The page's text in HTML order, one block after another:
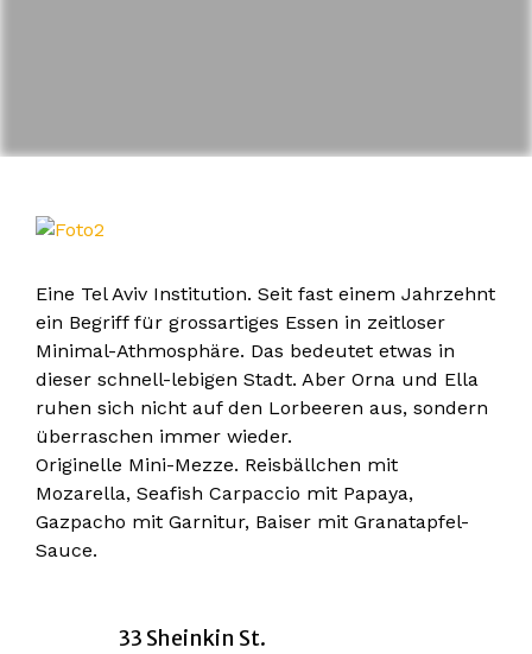
Eine Tel Aviv Institution. Seit fast einem Jahrzehnt
ein Begriff für grossartiges Essen in zeitloser
Minimal-Athmosphäre. Das bedeutet etwas in
dieser schnell-lebigen Stadt. Aber Orna und Ella
ruhen sich nicht auf den Lorbeeren aus, sondern
überraschen immer wieder.
Originelle Mini-Mezze. Reisbällchen mit
Mozarella, Seafish Carpaccio mit Papaya,
Gazpacho mit Garnitur, Baiser mit Granatapfel-
Sauce.
33 Sheinkin St.